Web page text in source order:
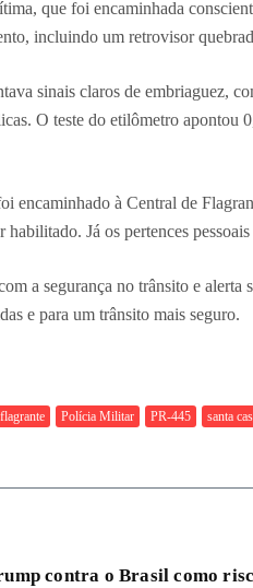
que foi encaminhada
incluindo um retrovisor
sinais claros de embriaguez,
O teste do etilômetro
encaminhado à Central de
Já os pertences
a segurança no trânsito e
e para um trânsito mais seguro.
flagrante Polícia Militar PR-445 santa
contra o Brasil como